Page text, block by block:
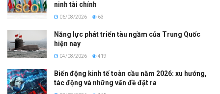
ninh tài chính
06/08/2026 63
Năng lực phát triển tàu ngầm của Trung Quốc
hiện nay
04/08/2026 419
Biến động kinh tế toàn cầu năm 2026: xu hướng,
tác động và những vấn đề đặt ra